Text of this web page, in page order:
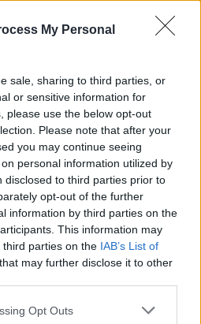
My Personal
sale, sharing to third parties, or
or sensitive information for
please use the below opt-out
Please note that after your
you may continue seeing
personal information utilized by
disclosed to third parties prior to
opt-out of the further
information by third parties on the
This information may
parties on the IAB’s List of
that may further disclose it to other
app uses one or more Google
Opt Outs
των
στρες: Ουσία της
τους εφιάλτες
η απαγόρευση για τη
ΧΑΠ